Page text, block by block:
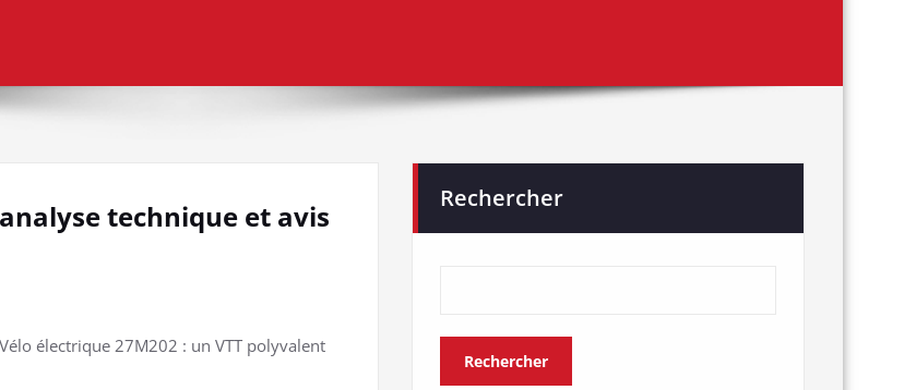
technique et avis
électrique 27M202 : un VTT polyvalent
Rechercher
Rechercher